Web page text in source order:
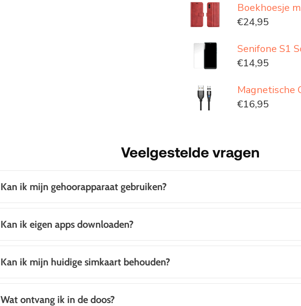
Boekhoesje
€24,95
Senifone S1
€14,95
Magnetische
€16,95
Veelgestelde vragen
Kan ik mijn gehoorapparaat gebruiken?
Kan ik eigen apps downloaden?
Kan ik mijn huidige simkaart behouden?
Wat ontvang ik in de doos?